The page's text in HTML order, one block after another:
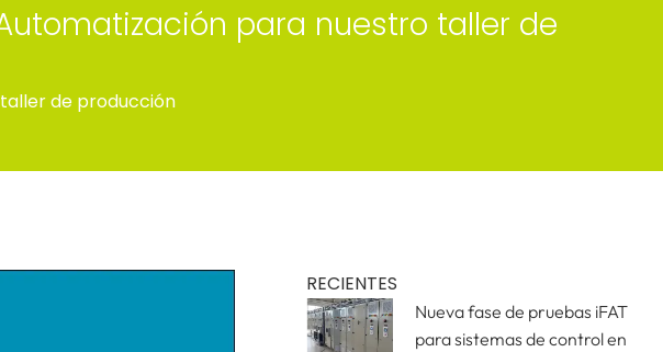
para nuestro taller de
de producción
RECIENTES
Nueva fase de pruebas iFAT
para sistemas de control en